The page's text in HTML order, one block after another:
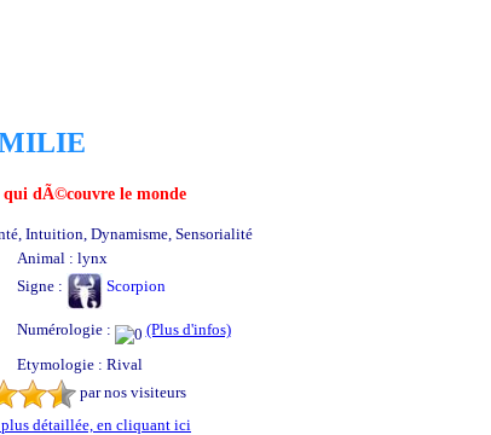
dÃ©couvre le monde
Intuition, Dynamisme, Sensorialité
Animal : lynx
Signe : Scorpion
Numérologie :
(Plus d'infos)
Etymologie : Rival
par nos visiteurs
détaillée, en cliquant ici